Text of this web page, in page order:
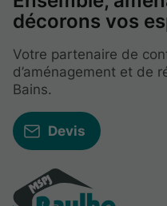
décorons vos
Votre partenaire de
d’aménagement et de
Bains.
Devis